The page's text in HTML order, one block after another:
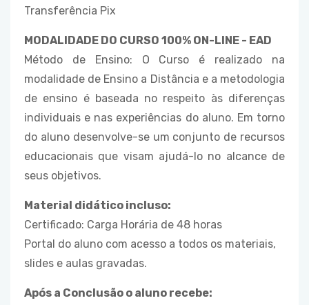
Transferência Pix
MODALIDADE DO CURSO 100% ON-LINE - EAD
Método de Ensino: O Curso é realizado na
modalidade de Ensino a Distância e a metodologia
de ensino é baseada no respeito às diferenças
individuais e nas experiências do aluno. Em torno
do aluno desenvolve-se um conjunto de recursos
educacionais que visam ajudá-lo no alcance de
seus objetivos.
Material didático incluso:
Certificado: Carga Horária de 48 horas
Portal do aluno com acesso a todos os materiais,
slides e aulas gravadas.
Após a Conclusão o aluno recebe: